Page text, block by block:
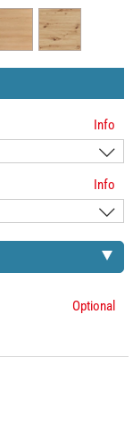
Info
Info
Optional